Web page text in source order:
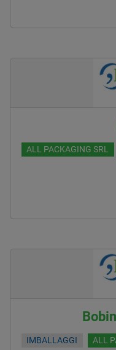
ALL PACKAGING SRL
IMBALLAGGI ALL